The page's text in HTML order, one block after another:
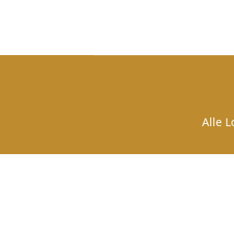
Alle